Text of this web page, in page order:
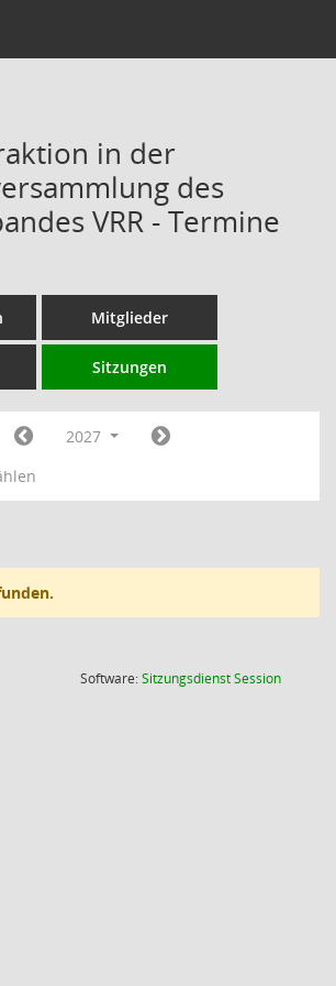
in der
des
VRR - Termine
Mitglieder
Sitzungen
2027
Software:SitzungsdienstSession(Wird in